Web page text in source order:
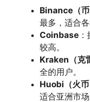
Binance（币
最多，适合各
Coinbase
较高。
Kraken（克
全的用户。
Huobi（火币
适合亚洲市场